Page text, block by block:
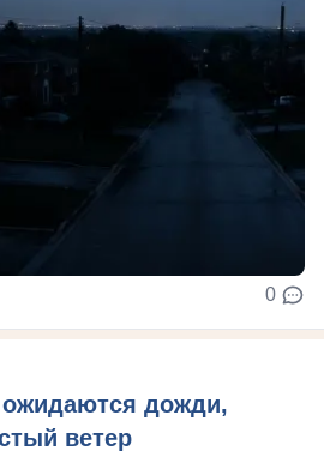
0
ожидаются дожди,
ветер